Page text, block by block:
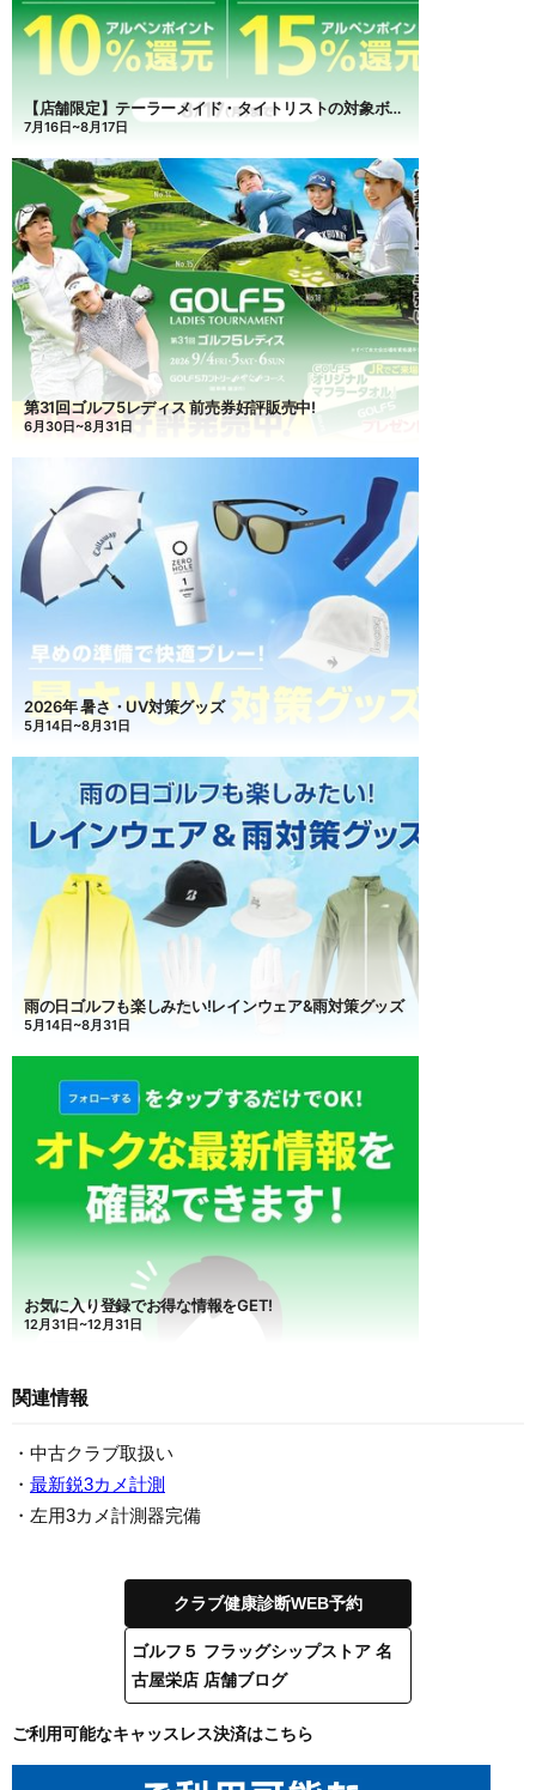
関連情報
・中古クラブ取扱い
・ 最新鋭3カメ計測
・左用3カメ計測器完備
クラブ健康診断WEB予約
ゴルフ５ フラッグシップストア 名
古屋栄店 店舗ブログ
ご利用可能なキャッスレス決済はこちら